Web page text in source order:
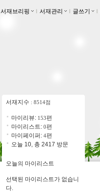
서재브리핑 ｌ 서재관리 ｌ 글쓰기 ｌ
서재지수 : 8514점
마이리뷰: 153편
마이리스트: 0편
마이페이퍼: 4편
오늘 10, 총 2417 방문
오늘의 마이리스트
선택된 마이리스트가 없습니
다.